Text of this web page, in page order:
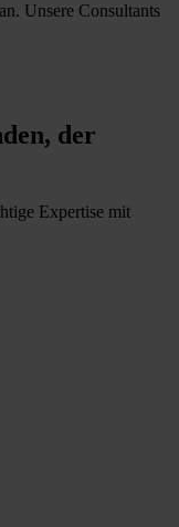
Unsere Consultants
der
Expertise mit